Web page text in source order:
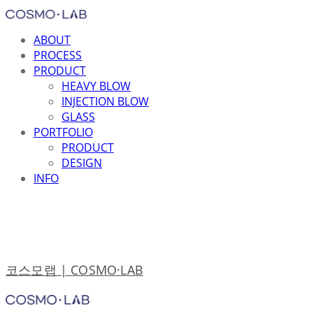
ABOUT
PROCESS
PRODUCT
HEAVY BLOW
INJECTION BLOW
GLASS
PORTFOLIO
PRODUCT
DESIGN
INFO
코스모랩 | COSMO·LAB